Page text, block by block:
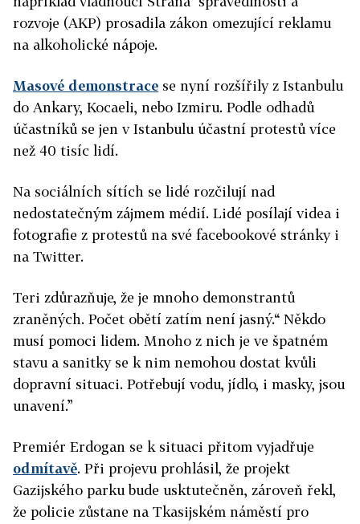
rozvoje (AKP) prosadila zákon omezující reklamu
na alkoholické nápoje.
Masové demonstrace se nyní rozšířily z Istanbulu
do Ankary, Kocaeli, nebo Izmiru. Podle odhadů
účastníků se jen v Istanbulu účastní protestů více
než 40 tisíc lidí.
Na sociálních sítích se lidé rozčilují nad
nedostatečným zájmem médií. Lidé posílají videa i
fotografie z protestů na své facebookové stránky i
na Twitter.
Teri zdůrazňuje, že je mnoho demonstrantů
zraněných. Počet obětí zatím není jasný.“ Někdo
musí pomoci lidem. Mnoho z nich je ve špatném
stavu a sanitky se k nim nemohou dostat kvůli
dopravní situaci. Potřebují vodu, jídlo, i masky, jsou
unavení.”
Premiér Erdogan se k situaci přitom vyjadřuje
odmítavě. Při projevu prohlásil, že projekt
Gazijského parku bude usktutečněn, zároveň řekl,
že policie zůstane na Tkasijském náměstí pro